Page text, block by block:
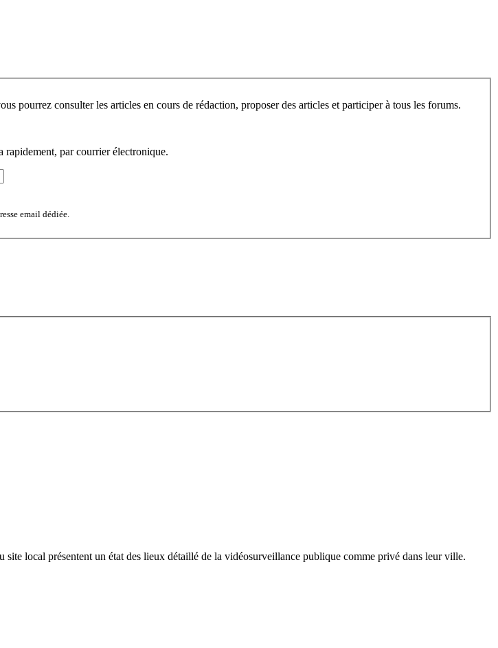
L’espace privé de ce site est ouvert aux visiteurs, après inscription. Une fois enregistré, vous pourrez consulter les articles en cours de rédaction, proposer des articles et participer à tous les forums.
par courrier électronique.
email dédiée.
local présentent un état des lieux détaillé de la vidéosurveillance publique comme privé dans leur ville.